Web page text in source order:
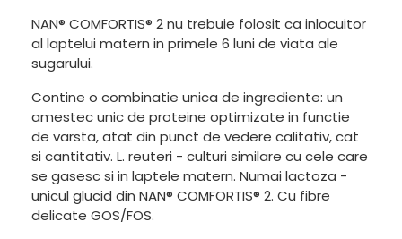
NAN® COMFORTIS® 2 nu trebuie folosit ca inlocuitor
al laptelui matern in primele 6 luni de viata ale
sugarului.
Contine o combinatie unica de ingrediente: un
amestec unic de proteine optimizate in functie
de varsta, atat din punct de vedere calitativ, cat
si cantitativ. L. reuteri - culturi similare cu cele care
se gasesc si in laptele matern. Numai lactoza -
unicul glucid din NAN® COMFORTIS® 2. Cu fibre
delicate GOS/FOS.